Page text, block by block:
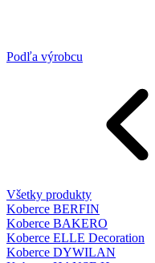
Podľa výrobcu
Všetky produkty
Koberce BERFIN
Koberce BAKERO
Koberce ELLE Decoration
Koberce DYWILAN